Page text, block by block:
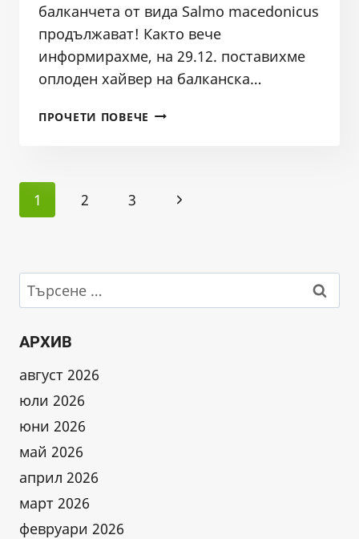
балканчета от вида Salmo macedonicus
продължават! Както вече
информирахме, на 29.12. поставихме
оплоден хайвер на балканска…
ПРОЧЕТИ ПОВЕЧЕ ПРОВЕРКА
ХАЙВЕР
18.01.2025
Page
navigation
1 2 3
Next
Търсене
за:
АРХИВ
август 2026
юли 2026
юни 2026
май 2026
април 2026
март 2026
февруари 2026